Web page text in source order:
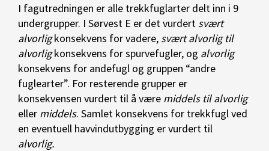
I fagutredningen er alle trekkfuglarter delt inn i 9
undergrupper. I Sørvest E er det vurdert svært
alvorligkonsekvens for vadere, svært alvorlig til
alvorligkonsekvens for spurvefugler, og alvorlig
konsekvens for andefugl og gruppen “andre
fuglearter”. For resterende grupper er
konsekvensen vurdert til å være middels til alvorlig
eller middels. Samlet konsekvens for trekkfugl ved
en eventuell havvindutbygging er vurdert til
alvorlig.